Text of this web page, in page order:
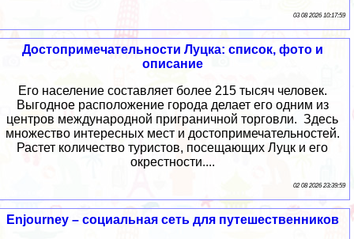
03 08 2026 10:17:59
Достопримечательности Луцка: список, фото и
описание
Его население составляет более 215 тысяч человек.
Выгодное расположение города делает его одним из
центров международной приграничной торговли. Здесь
множество интересных мест и достопримечательностей.
Растет количество туристов, посещающих Луцк и его
окрестности....
02 08 2026 23:39:59
Enjourney – социальная сеть для путешественников